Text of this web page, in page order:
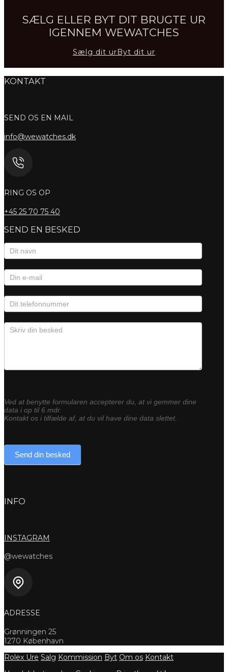
SÆLG ELLER BYT DIT BRUGTE UR
IGENNEM WEWATCHES
Sælg dit urByt dit ur
KONTAKT
SEND OS EN MAIL
info@wewatches.dk
RING OS OP
+45 25 70 75 40
SEND EN BESKED
Kontaktformular
Ved at benytte formularen accepterer du, at vi gemmer dine
data i op til 6 mdr.
Kontakt os i tilfælde af, at du vil have dine data slettet.
Send din besked
INFO
INSTAGRAM
@wewatches
ADRESSE
Grønningen 25
1270 København
Rolex Ure Salg Kommission Byt Om os Kontakt